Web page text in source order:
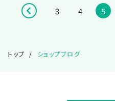
3 4 5
トップ ショップブログ